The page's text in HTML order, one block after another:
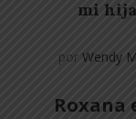
mi
por Wendy
Roxana